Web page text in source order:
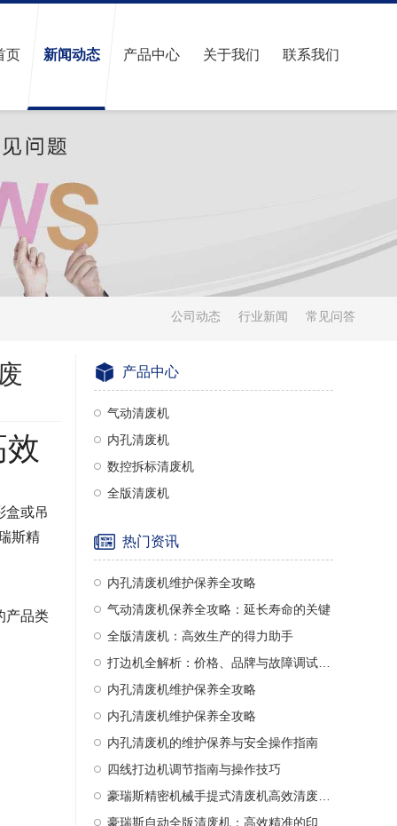
页 新闻动态 产品中心 关于我们 联系我们
公司动态 行业新闻 常见问答
盒或吊
斯精
产品类
产品中心
气动清废机
内孔清废机
数控拆标清废机
全版清废机
热门资讯
内孔清废机维护保养全攻略
气动清废机保养全攻略：延长寿命的关键
全版清废机：高效生产的得力助手
内孔清废机维护保养全攻略
内孔清废机维护保养全攻略
内孔清废机的维护保养与安全操作指南
四线打边机调节指南与操作技巧